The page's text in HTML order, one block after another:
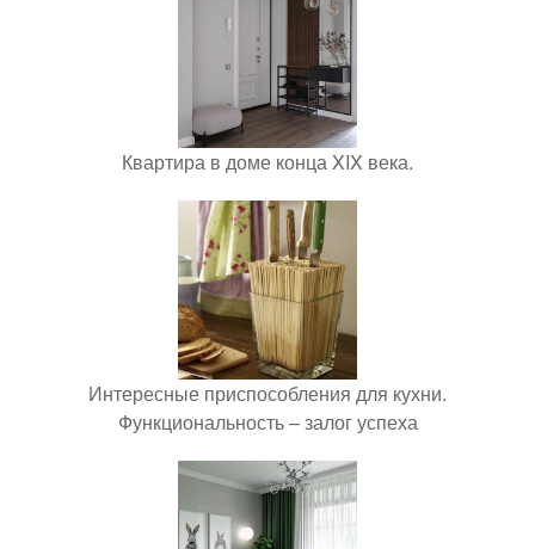
Квартира в доме конца XIX века.
Интересные приспособления для кухни.
Функциональность – залог успеха